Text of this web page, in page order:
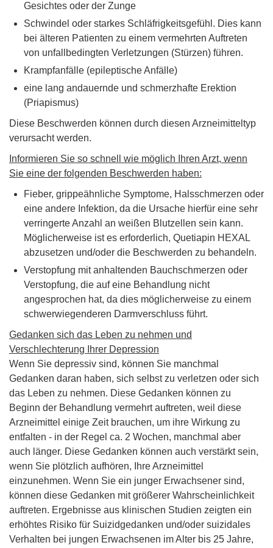
Gesichtes oder der Zunge
Schwindel oder starkes Schläfrigkeitsgefühl. Dies kann
bei älteren Patienten zu einem vermehrten Auftreten
von unfallbedingten Verletzungen (Stürzen) führen.
Krampfanfälle (epileptische Anfälle)
eine lang andauernde und schmerzhafte Erektion
(Priapismus)
Diese Beschwerden können durch diesen Arzneimitteltyp
verursacht werden.
Informieren Sie so schnell wie möglich Ihren Arzt, wenn
Sie eine der folgenden Beschwerden haben:
Fieber, grippeähnliche Symptome, Halsschmerzen oder
eine andere Infektion, da die Ursache hierfür eine sehr
verringerte Anzahl an weißen Blutzellen sein kann.
Möglicherweise ist es erforderlich, Quetiapin HEXAL
abzusetzen und/oder die Beschwerden zu behandeln.
Verstopfung mit anhaltenden Bauchschmerzen oder
Verstopfung, die auf eine Behandlung nicht
angesprochen hat, da dies möglicherweise zu einem
schwerwiegenderen Darmverschluss führt.
Gedanken sich das Leben zu nehmen und
Verschlechterung Ihrer Depression
Wenn Sie depressiv sind, können Sie manchmal
Gedanken daran haben, sich selbst zu verletzen oder sich
das Leben zu nehmen. Diese Gedanken können zu
Beginn der Behandlung vermehrt auftreten, weil diese
Arzneimittel einige Zeit brauchen, um ihre Wirkung zu
entfalten - in der Regel ca. 2 Wochen, manchmal aber
auch länger. Diese Gedanken können auch verstärkt sein,
wenn Sie plötzlich aufhören, Ihre Arzneimittel
einzunehmen. Wenn Sie ein junger Erwachsener sind,
können diese Gedanken mit größerer Wahrscheinlichkeit
auftreten. Ergebnisse aus klinischen Studien zeigten ein
erhöhtes Risiko für Suizidgedanken und/oder suizidales
Verhalten bei jungen Erwachsenen im Alter bis 25 Jahre,